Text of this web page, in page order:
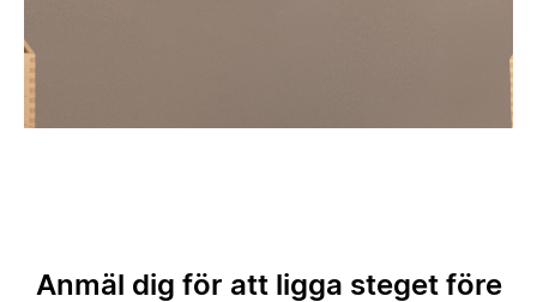
Anmäl dig för att ligga steget före